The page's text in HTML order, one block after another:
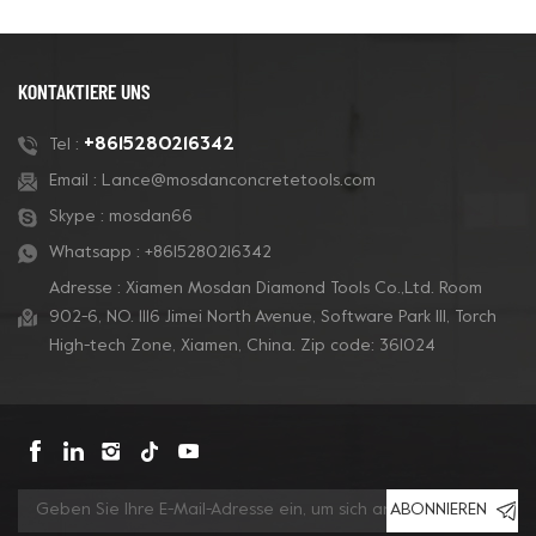
KONTAKTIERE UNS
Tel : +8615280216342
Email : Lance@mosdanconcretetools.com
Skype : mosdan66
Whatsapp : +8615280216342
Adresse : Xiamen Mosdan Diamond Tools Co.,Ltd. Room
902-6, NO. 1116 Jimei North Avenue, Software Park Ill, Torch
High-tech Zone, Xiamen, China. Zip code: 361024
ABONNIEREN